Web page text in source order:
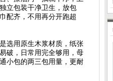
立包装干净卫生，放包
配齐，不用再分开跑超
选用原生木浆材质，纸张
破，日常用完全够用，母
小包的两三包用量，更耐